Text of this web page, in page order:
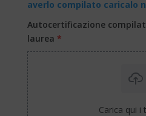
averlo compilato caricalo
Autocertificazione
laurea *
Carica qui i